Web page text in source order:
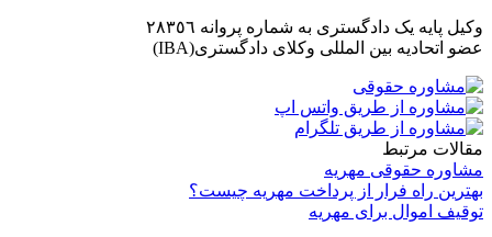
وکیل پایه یک دادگستری به شماره پروانه ٢٨٣٥٦
عضو اتحادیه بین المللی وکلای دادگستری(IBA)
مقالات مرتبط
مشاوره حقوقی مهریه
بهترین راه فرار از پرداخت مهریه چیست؟
توقیف اموال برای مهریه